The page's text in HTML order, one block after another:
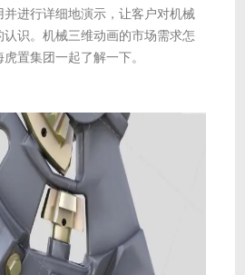
进行详细地演示，让客户对机械
识。机械三维动画的市场需求怎
置集团一起了解一下。